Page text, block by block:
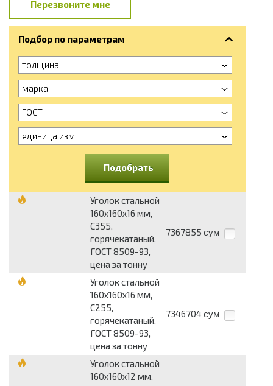
Перезвоните мне
Подбор по параметрам
толщина
марка
ГОСТ
единица изм.
Подобрать
Уголок стальной
160х160х16 мм,
С355,
горячекатаный,
ГОСТ 8509-93,
цена за тонну
7367855 сум
Уголок стальной
160х160х16 мм,
С255,
горячекатаный,
ГОСТ 8509-93,
цена за тонну
7346704 сум
Уголок стальной
160х160х12 мм,